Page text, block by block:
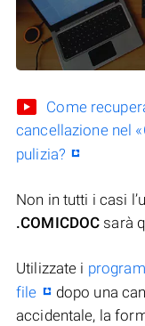
Come
cancellazione nel
pulizia?
Non in tutti i casi
.COMICDOC sarà
Utilizzate i
file
dopo una
accidentale, la